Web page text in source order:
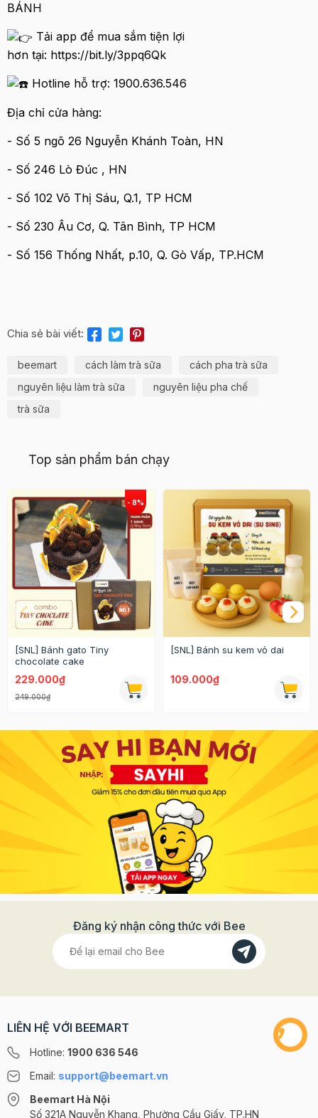
BÁNH
Tải app để mua sắm tiện lợi
hơn tại: https://bit.ly/3ppq6Qk
Hotline hỗ trợ: 1900.636.546
Địa chỉ cửa hàng:
- Số 5 ngõ 26 Nguyễn Khánh Toàn, HN
- Số 246 Lò Đúc , HN
- Số 102 Võ Thị Sáu, Q.1, TP HCM
- Số 230 Âu Cơ, Q. Tân Bình, TP HCM
- Số 156 Thống Nhất, p.10, Q. Gò Vấp, TP.HCM
Chia sẻ bài viết:
beemart cách làm trà sữa
cách pha trà sữa
nguyên liệu làm trà sữa
nguyên liệu pha chế
trà sữa
Top sản phẩm bán chạy
[SNL] Bánh gato Tiny
chocolate cake
229.000₫
249.000₫
[SNL] Bánh su kem vỏ dai
109.000₫
Đăng ký nhận công thức với Bee
LIÊN HỆ VỚI BEEMART
Hotline: 1900 636 546
Email: support@beemart.vn
Beemart Hà Nội
Số 321A Nguyễn Khang, Phường Cầu Giấy, TP.HN